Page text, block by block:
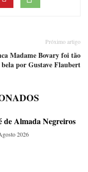
Próximo artigo
Madame Bovary foi tão
bela por Gustave Flaubert
de Almada Negreiros
2026